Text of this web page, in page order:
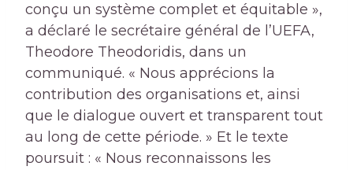
conçu un système complet et équitable »,
a déclaré le secrétaire général de l’UEFA,
Theodore Theodoridis, dans un
communiqué. « Nous apprécions la
contribution des organisations et, ainsi
que le dialogue ouvert et transparent tout
au long de cette période. » Et le texte
poursuit : « Nous reconnaissons les